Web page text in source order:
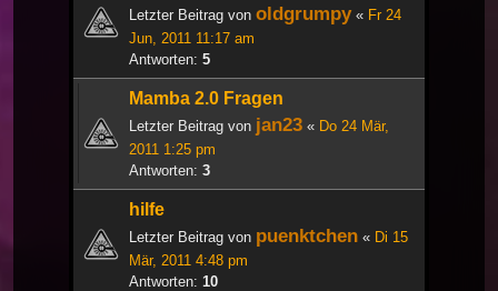
Letzter Beitrag von oldgrumpy« Fr 24
Jun, 2011 11:17 am
Antworten: 5
Mamba 2.0 Fragen
Letzter Beitrag von jan23 « Do 24 Mär,
2011 1:25 pm
Antworten: 3
hilfe
Letzter Beitrag von puenktchen « Di 15
Mär, 2011 4:48 pm
Antworten: 10